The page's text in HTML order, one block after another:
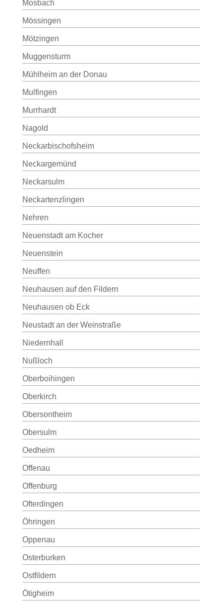
Mosbach
Mössingen
Mötzingen
Muggensturm
Mühlheim an der Donau
Mulfingen
Murrhardt
Nagold
Neckarbischofsheim
Neckargemünd
Neckarsulm
Neckartenzlingen
Nehren
Neuenstadt am Kocher
Neuenstein
Neuffen
Neuhausen auf den Fildern
Neuhausen ob Eck
Neustadt an der Weinstraße
Niedernhall
Nußloch
Oberboihingen
Oberkirch
Obersontheim
Obersulm
Oedheim
Offenau
Offenburg
Ofterdingen
Öhringen
Oppenau
Osterburken
Ostfildern
Ötigheim